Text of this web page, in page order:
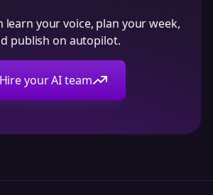
learn your voice, plan your week,
publish on autopilot.
Hire your AI team